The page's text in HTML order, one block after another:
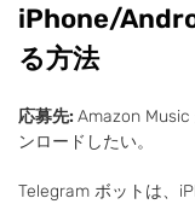
iPhone/
る方法
応募先: Amazon Music
ンロードしたい。
Telegram ボットは、